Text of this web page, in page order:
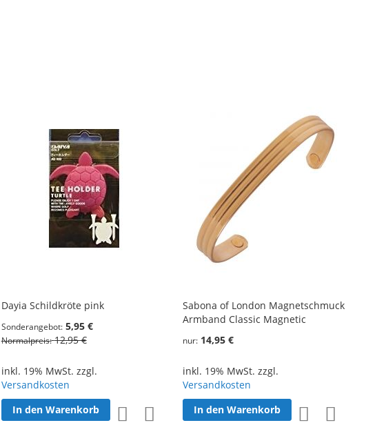
Dayia Schildkröte pink
Sonderangebot 5,95 €
Normalpreis 12,95 €
inkl. 19% MwSt. zzgl.
Versandkosten
In den Warenkorb
Sabona of London Magnetschmuck
Armband Classic Magnetic
nur 14,95 €
inkl. 19% MwSt. zzgl.
Versandkosten
In den Warenkorb